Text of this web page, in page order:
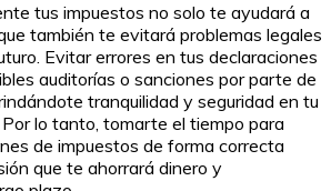
tus impuestos no solo te ayudará a
también te evitará problemas legales
Evitar errores en tus declaraciones
auditorías o sanciones por parte de
tranquilidad y seguridad en tu
lo tanto, tomarte el tiempo para
de impuestos de forma correcta
que te ahorrará dinero y